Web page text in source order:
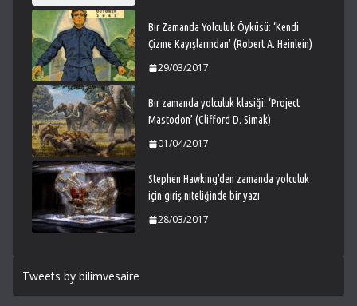
Bir Zamanda Yolculuk Öyküsü: ‘Kendi
Çizme Kayışlarından’ (Robert A. Heinlein)
29/03/2017
Bir zamanda yolculuk klasiği: ‘Project
Mastodon’ (Clifford D. Simak)
01/04/2017
Stephen Hawking’den zamanda yolculuk
için giriş niteliğinde bir yazı
28/03/2017
Tweets by bilimvesaire